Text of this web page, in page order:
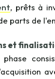
, prêts à
parts de
et
phase